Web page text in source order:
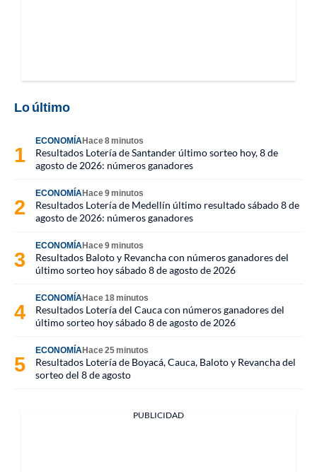
Lo último
ECONOMÍAHace 8 minutos
Resultados Lotería de Santander último sorteo hoy, 8 de
agosto de 2026: números ganadores
ECONOMÍAHace 9 minutos
Resultados Lotería de Medellín último resultado sábado 8 de
agosto de 2026: números ganadores
ECONOMÍAHace 9 minutos
Resultados Baloto y Revancha con números ganadores del
último sorteo hoy sábado 8 de agosto de 2026
ECONOMÍAHace 18 minutos
Resultados Lotería del Cauca con números ganadores del
último sorteo hoy sábado 8 de agosto de 2026
ECONOMÍAHace 25 minutos
Resultados Lotería de Boyacá, Cauca, Baloto y Revancha del
sorteo del 8 de agosto
PUBLICIDAD